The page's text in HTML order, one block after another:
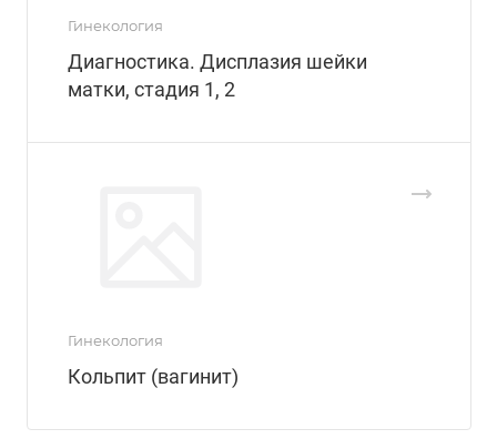
Гинекология
Диагностика. Дисплазия шейки
матки, стадия 1, 2
Гинекология
Кольпит (вагинит)